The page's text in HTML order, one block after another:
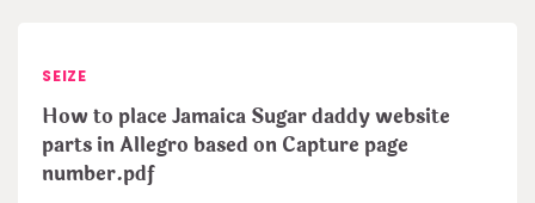
SEIZE
How to place Jamaica Sugar daddy website
parts in Allegro based on Capture page
number.pdf